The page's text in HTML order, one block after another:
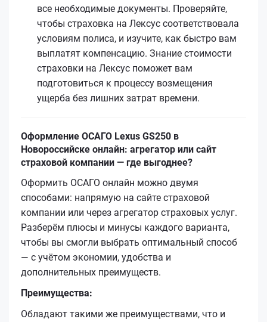
все необходимые документы. Проверяйте,
чтобы страховка на Лексус соответствовала
условиям полиса, и изучите, как быстро вам
выплатят компенсацию. Знание стоимости
страховки на Лексус поможет вам
подготовиться к процессу возмещения
ущерба без лишних затрат времени.
Оформление ОСАГО Lexus GS250 в
Новороссийске онлайн: агрегатор или сайт
страховой компании — где выгоднее?
Оформить ОСАГО онлайн можно двумя
способами: напрямую на сайте страховой
компании или через агрегатор страховых услуг.
Разберём плюсы и минусы каждого варианта,
чтобы вы смогли выбрать оптимальный способ
— с учётом экономии, удобства и
дополнительных преимуществ.
Преимущества:
Обладают такими же преимуществами, что и